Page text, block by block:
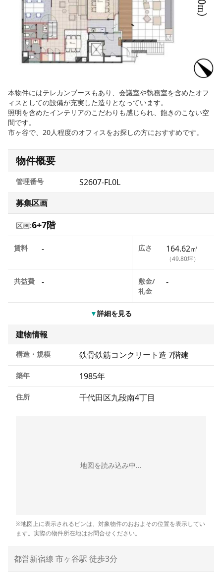
本物件にはテレカンブースもあり、会議室や執務室を含めたオフ
ィスとしての設備が充実した造りとなっています。
照明を含めたインテリアのこだわりも感じられ、飽きのこない空
間です。
市ヶ谷で、20人程度のオフィスをお探しの方におすすめです。
物件概要
管理番号
S2607-FL0L
募集区画
区画:6+7階
賃料 - 広さ 164.62㎡
（49.80坪）
共益費 -
敷金/
礼金
-
▼詳細を見る
建物情報
構造・規模 鉄骨鉄筋コンクリート造 7階建
築年 1985年
住所 千代田区九段南4丁目
地図を読み込み中...
※地図上に表示されるピンは、対象物件のおおよその位置を表示してい
ます。実際の物件所在地はお問合せください。
都営新宿線 市ヶ谷駅 徒歩3分